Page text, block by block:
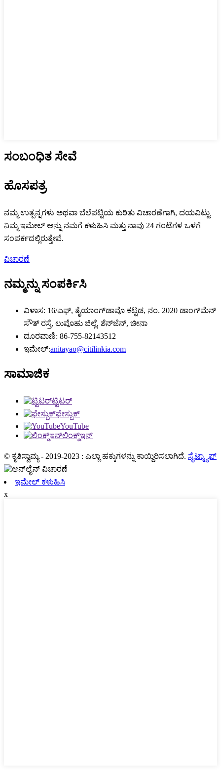
ಸಂಬಂಧಿತ ಸೇವೆ
ಹೊಸಪತ್ರ
ನಮ್ಮ ಉತ್ಪನ್ನಗಳು ಅಥವಾ ಬೆಲೆಪಟ್ಟಿಯ ಕುರಿತು ವಿಚಾರಣೆಗಾಗಿ, ದಯವಿಟ್ಟು
ನಿಮ್ಮ ಇಮೇಲ್ ಅನ್ನು ನಮಗೆ ಕಳುಹಿಸಿ ಮತ್ತು ನಾವು 24 ಗಂಟೆಗಳ ಒಳಗೆ
ಸಂಪರ್ಕದಲ್ಲಿರುತ್ತೇವೆ.
ವಿಚಾರಣೆ
ನಮ್ಮನ್ನು ಸಂಪರ್ಕಿಸಿ
ವಿಳಾಸ: 16/ಎಫ್, ತೈಯಾಂಗ್‌ಡಾವೊ ಕಟ್ಟಡ, ನಂ. 2020 ಡಾಂಗ್‌ಮೆನ್
ಸೌತ್ ರಸ್ತೆ, ಲುವೊಹು ಜಿಲ್ಲೆ, ಶೆನ್‌ಜೆನ್, ಚೀನಾ
ದೂರವಾಣಿ: 86-755-82143512
ಇಮೇಲ್:anitayao@citilinkia.com
ಸಾಮಾಜಿಕ
ಟ್ವಿಟರ್
ಫೇಸ್ಬುಕ್
YouTube
ಲಿಂಕ್ಡ್ಇನ್
© ಕೃತಿಸ್ವಾಮ್ಯ - 2019-2023 : ಎಲ್ಲಾ ಹಕ್ಕುಗಳನ್ನು ಕಾಯ್ದಿರಿಸಲಾಗಿದೆ. ಸೈಟ್ಮ್ಯಾಪ್
ಇಮೇಲ್ ಕಳುಹಿಸಿ
x